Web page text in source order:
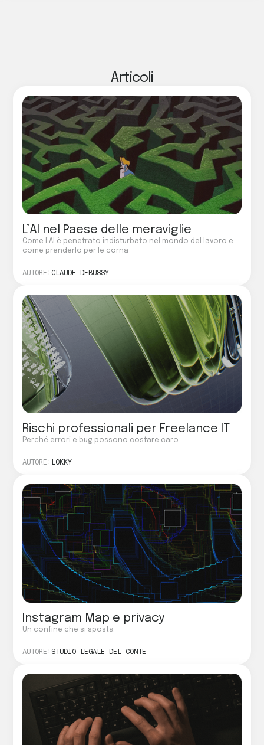
Articoli
L’AI nel Paese delle meraviglie
Come l’AI è penetrato indisturbato nel mondo del lavoro e
come prenderlo per le corna
AUTORE: CLAUDE DEBUSSY
Rischi professionali per Freelance IT
Perché errori e bug possono costare caro
AUTORE: LOKKY
Instagram Map e privacy
Un confine che si sposta
AUTORE: STUDIO LEGALE DEL CONTE